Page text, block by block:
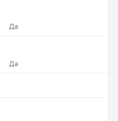
Да
Да